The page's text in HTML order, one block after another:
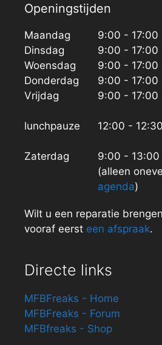
Openingstijden
Maandag
Dinsdag
Woensdag
Donderdag
Vrijdag
lunchpauze
Zaterdag
9:00 - 17:00
9:00 - 17:00
9:00 - 17:00
9:00 - 17:00
9:00 - 17:00
12:00 - 12:30
9:00 - 13:00
(alleen
agenda)
Wilt u een reparatie
vooraf eerst een afspraak.
Directe links
MFBFreaks - Home
MFBFreaks - Forum
MFBfreaks - Shop